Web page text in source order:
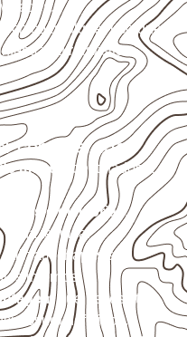
qualquer uso que
ou requisitos
considerado
móveis
destinados a
e divisórias ,
ficha técnica.
chapas em
internos.
que necessitam
definidos.